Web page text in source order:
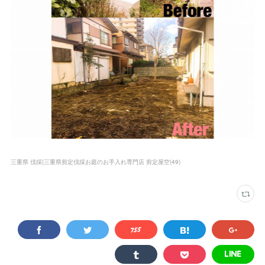
三重県 伐採|三重県剪定伐採お庭のお手入れ専門店 剪定屋空(49)